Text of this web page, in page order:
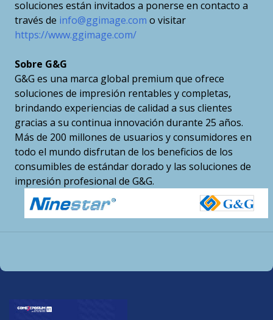
soluciones están invitados a ponerse en contacto a
través de info@ggimage.com o visitar
https://www.ggimage.com/
Sobre G&G
G&G es una marca global premium que ofrece
soluciones de impresión rentables y completas,
brindando experiencias de calidad a sus clientes
gracias a su continua innovación durante 25 años.
Más de 200 millones de usuarios y consumidores en
todo el mundo disfrutan de los beneficios de los
consumibles de estándar dorado y las soluciones de
impresión profesional de G&G.